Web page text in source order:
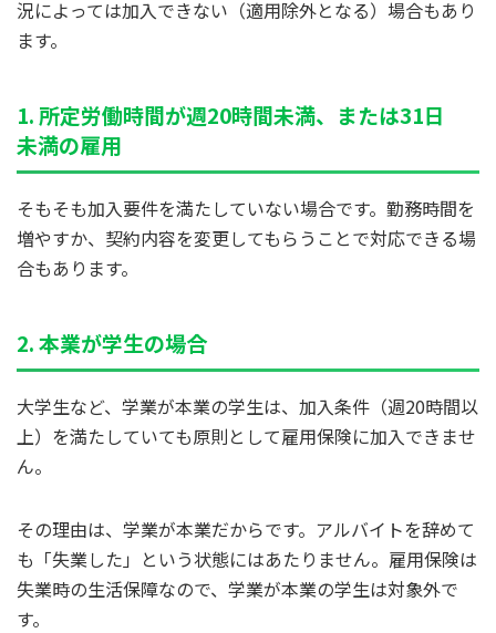
況によっては加入できない（適用除外となる）場合もあり
ます。
1. 所定労働時間が週20時間未満、または31日
未満の雇用
そもそも加入要件を満たしていない場合です。勤務時間を
増やすか、契約内容を変更してもらうことで対応できる場
合もあります。
2. 本業が学生の場合
大学生など、学業が本業の学生は、加入条件（週20時間以
上）を満たしていても原則として雇用保険に加入できませ
ん。
その理由は、学業が本業だからです。アルバイトを辞めて
も「失業した」という状態にはあたりません。雇用保険は
失業時の生活保障なので、学業が本業の学生は対象外で
す。